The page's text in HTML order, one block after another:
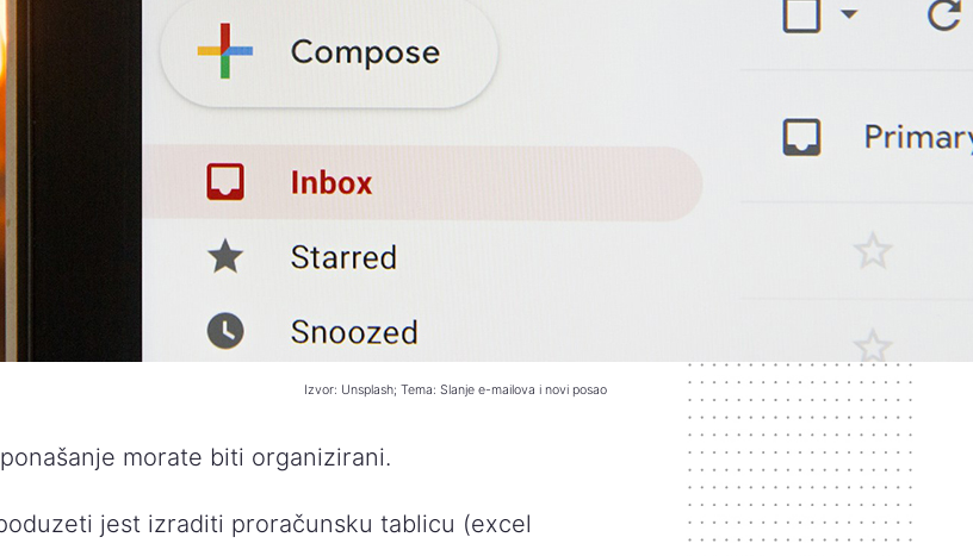
Izvor: Unsplash; Tema: Slanje e-mailova i novi posao
morate biti organizirani.
jest izraditi proračunsku tablicu (excel